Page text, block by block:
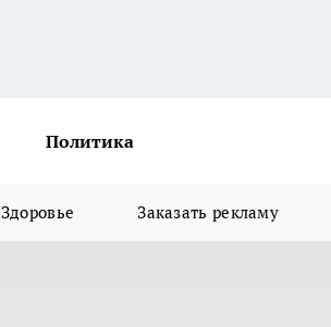
Политика
Здоровье Заказать рекламу